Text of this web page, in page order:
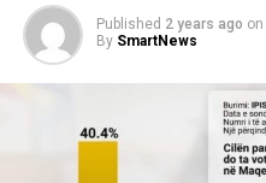
Published 2 years ago on
By SmartNews